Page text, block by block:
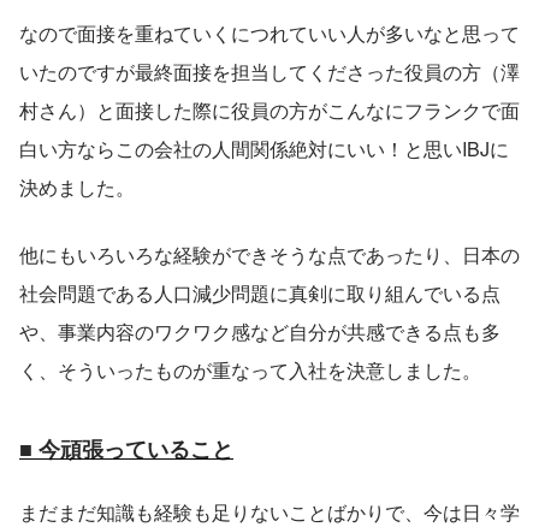
なので面接を重ねていくにつれていい人が多いなと思って
いたのですが最終面接を担当してくださった役員の方（澤
村さん）と面接した際に役員の方がこんなにフランクで面
白い方ならこの会社の人間関係絶対にいい！と思いIBJに
決めました。
他にもいろいろな経験ができそうな点であったり、日本の
社会問題である人口減少問題に真剣に取り組んでいる点
や、事業内容のワクワク感など自分が共感できる点も多
く、そういったものが重なって入社を決意しました。
■ 今頑張っていること
まだまだ知識も経験も足りないことばかりで、今は日々学